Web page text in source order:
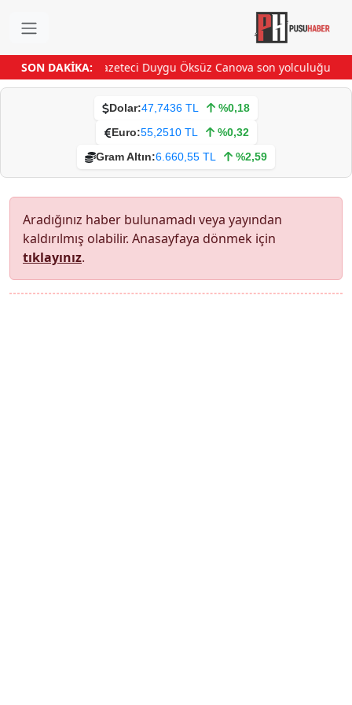
SON DAKİKA:Gazeteci Duygu Öksüz Canova son yolculuğuna
Dolar:47,7436 TL
%0,18
Euro:55,2510 TL
%0,32
Gram Altın:6.660,55 TL %2,59
Aradığınız haber bulunamadı veya yayından
kaldırılmış olabilir. Anasayfaya dönmek için
tıklayınız.